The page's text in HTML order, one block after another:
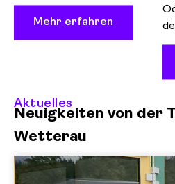
Mehr erfahren
Aktuelles
Neuigkeiten von der
Wetterau